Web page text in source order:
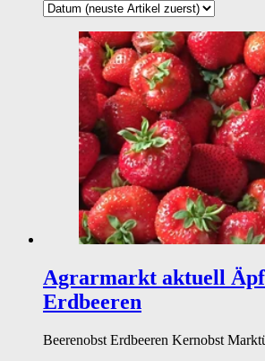
Agrarmarkt aktuell
Erdbeeren
Beerenobst Erdbeeren Kernobst